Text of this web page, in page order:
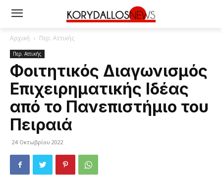
Αρχική Περ. Αττικής
Περ. Αττικής
Φοιτητικός Διαγωνισμός
Επιχειρηματικής Ιδέας
από το Πανεπιστήμιο του
Πειραιά
24 Οκτωβρίου 2022